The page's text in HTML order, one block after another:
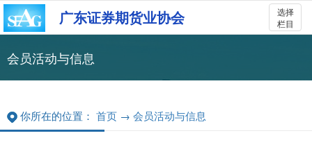
选择
栏目
广东证券期货业协会
会员活动与信息
你所在的位置： 首页 → 会员活动与信息